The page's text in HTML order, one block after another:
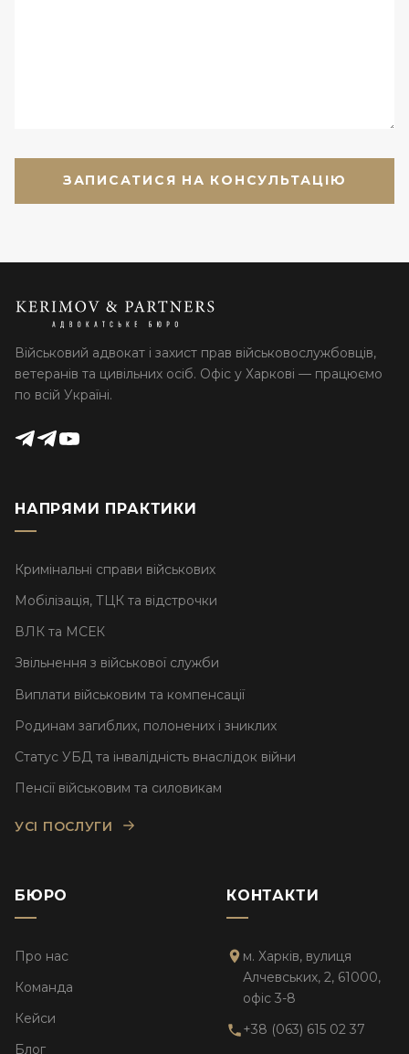
Військовий адвокат і захист прав військовослужбовців,
ветеранів та цивільних осіб. Офіс у Харкові — працюємо
по всій Україні.
НАПРЯМИ ПРАКТИКИ
Кримінальні справи військових
Мобілізація, ТЦК та відстрочки
ВЛК та МСЕК
Звільнення з військової служби
Виплати військовим та компенсації
Родинам загиблих, полонених і зниклих
Статус УБД та інвалідність внаслідок війни
Пенсії військовим та силовикам
УСІ ПОСЛУГИ
БЮРО
Про нас
Команда
Кейси
Блог
КОНТАКТИ
м. Харків, вулиця
Алчевських, 2, 61000,
офіс 3-8
+38 (063) 615 02 37